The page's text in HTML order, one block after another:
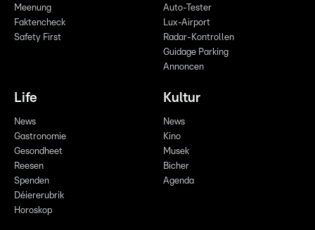
Meenung
Faktencheck
Safety First
Auto-Tester
Lux-Airport
Radar-Kontrollen
Guidage Parking
Annoncen
Life
News
Gastronomie
Gesondheet
Reesen
Spenden
Déiererubrik
Horoskop
Kultur
News
Kino
Musek
Bicher
Agenda